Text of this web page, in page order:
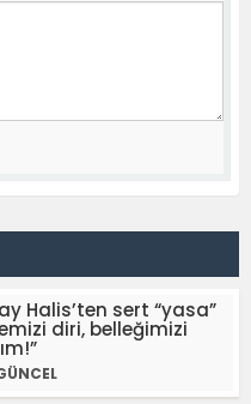
Halis’ten sert “yasa”
diri, belleğimizi